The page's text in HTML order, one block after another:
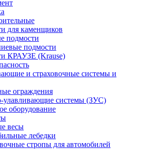
для каменщиков
подмости
подмости
КРАУЗЕ (Krause)
и страховочные системы и
ограждения
улавливающие системы (ЗУС)
оборудование
весы
лебедки
стропы для автомобилей